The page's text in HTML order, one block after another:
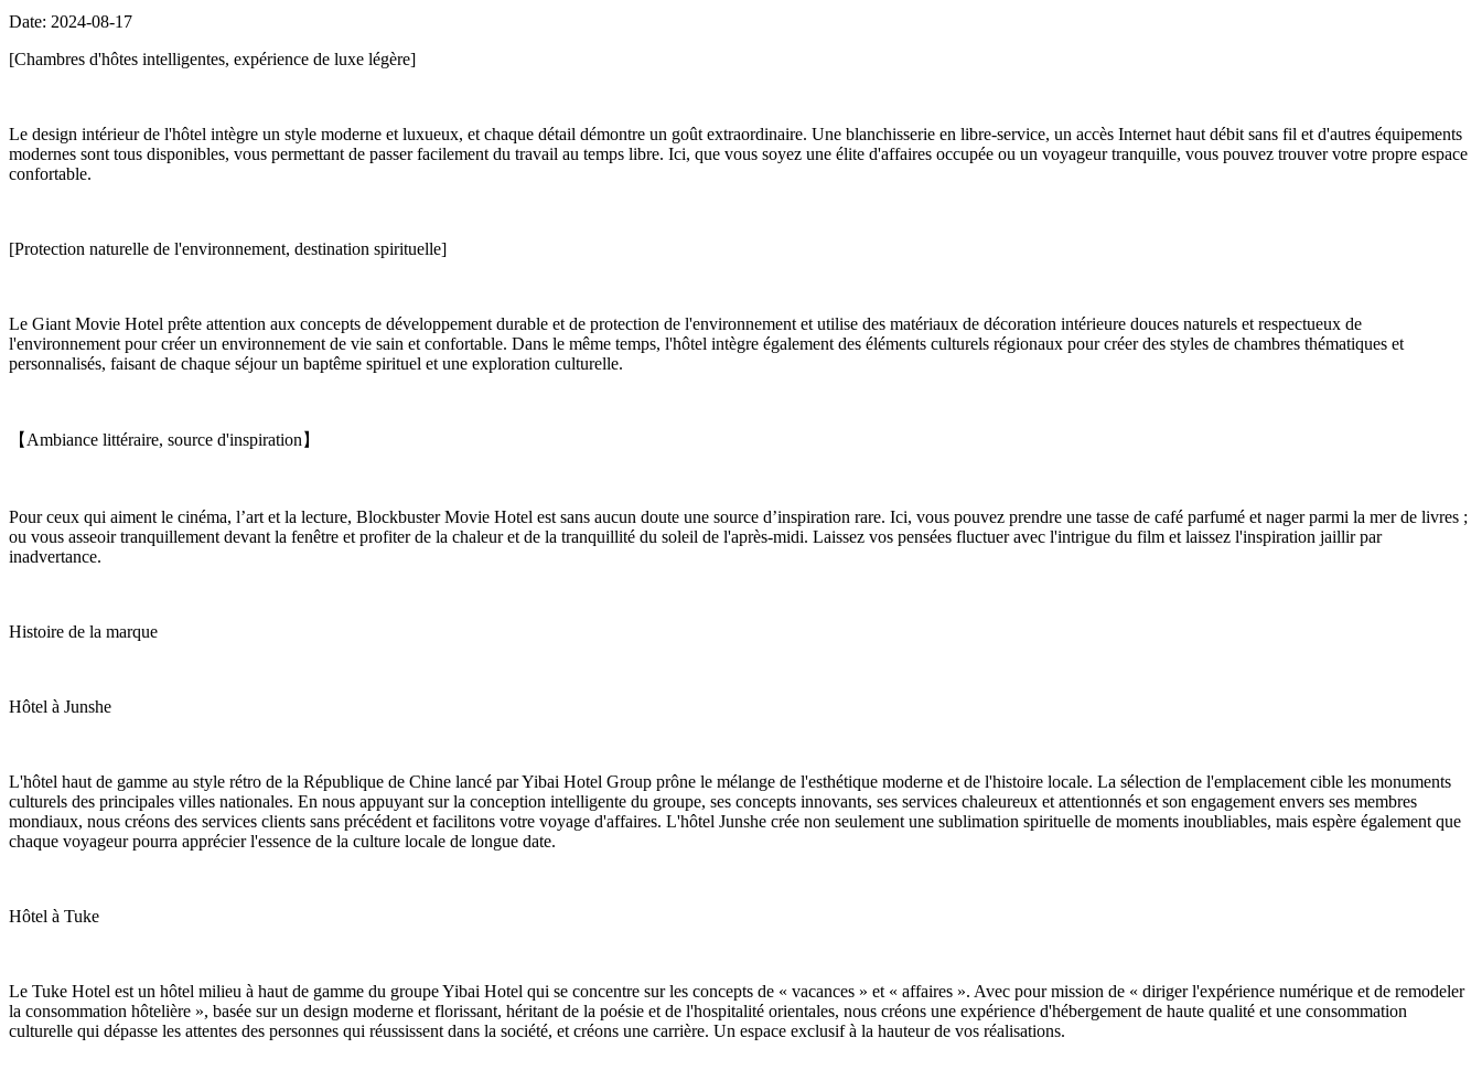
Date: 2024-08-17
[Chambres d'hôtes intelligentes, expérience de luxe légère]
Le design intérieur de l'hôtel intègre un style moderne et luxueux, et chaque détail démontre un goût extraordinaire. Une blanchisserie en libre-service, un accès Internet haut débit sans fil et d'autres équipements
modernes sont tous disponibles, vous permettant de passer facilement du travail au temps libre. Ici, que vous soyez une élite d'affaires occupée ou un voyageur tranquille, vous pouvez trouver votre propre espace
confortable.
[Protection naturelle de l'environnement, destination spirituelle]
Le Giant Movie Hotel prête attention aux concepts de développement durable et de protection de l'environnement et utilise des matériaux de décoration intérieure douces naturels et respectueux de
l'environnement pour créer un environnement de vie sain et confortable. Dans le même temps, l'hôtel intègre également des éléments culturels régionaux pour créer des styles de chambres thématiques et
personnalisés, faisant de chaque séjour un baptême spirituel et une exploration culturelle.
【Ambiance littéraire, source d'inspiration】
Pour ceux qui aiment le cinéma, l’art et la lecture, Blockbuster Movie Hotel est sans aucun doute une source d’inspiration rare. Ici, vous pouvez prendre une tasse de café parfumé et nager parmi la mer de livres ;
ou vous asseoir tranquillement devant la fenêtre et profiter de la chaleur et de la tranquillité du soleil de l'après-midi. Laissez vos pensées fluctuer avec l'intrigue du film et laissez l'inspiration jaillir par
inadvertance.
Histoire de la marque
Hôtel à Junshe
L'hôtel haut de gamme au style rétro de la République de Chine lancé par Yibai Hotel Group prône le mélange de l'esthétique moderne et de l'histoire locale. La sélection de l'emplacement cible les monuments
culturels des principales villes nationales. En nous appuyant sur la conception intelligente du groupe, ses concepts innovants, ses services chaleureux et attentionnés et son engagement envers ses membres
mondiaux, nous créons des services clients sans précédent et facilitons votre voyage d'affaires. L'hôtel Junshe crée non seulement une sublimation spirituelle de moments inoubliables, mais espère également que
chaque voyageur pourra apprécier l'essence de la culture locale de longue date.
Hôtel à Tuke
Le Tuke Hotel est un hôtel milieu à haut de gamme du groupe Yibai Hotel qui se concentre sur les concepts de « vacances » et « affaires ». Avec pour mission de « diriger l'expérience numérique et de remodeler
la consommation hôtelière », basée sur un design moderne et florissant, héritant de la poésie et de l'hospitalité orientales, nous créons une expérience d'hébergement de haute qualité et une consommation
culturelle qui dépasse les attentes des personnes qui réussissent dans la société, et créons une carrière. Un espace exclusif à la hauteur de vos réalisations.